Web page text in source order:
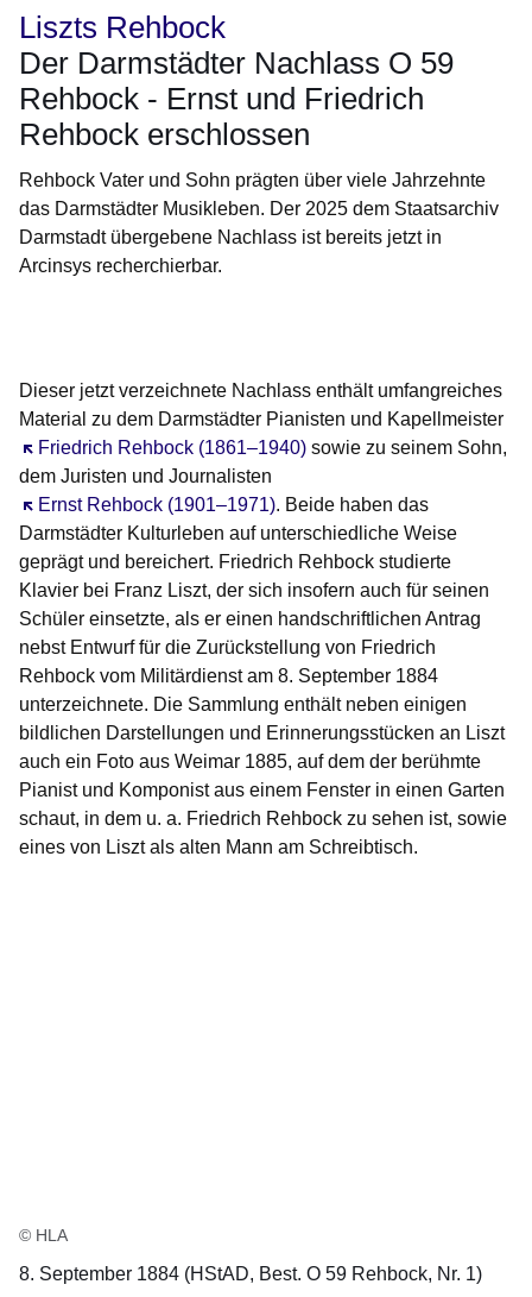
Liszts Rehbock
Der Darmstädter Nachlass O 59
Rehbock - Ernst und Friedrich
Rehbock erschlossen
Rehbock Vater und Sohn prägten über viele Jahrzehnte
das Darmstädter Musikleben. Der 2025 dem Staatsarchiv
Darmstadt übergebene Nachlass ist bereits jetzt in
Arcinsys recherchierbar.
Dieser jetzt verzeichnete Nachlass enthält umfangreiches
Material zu dem Darmstädter Pianisten und Kapellmeister
Friedrich Rehbock (1861–1940)
Öffnet sich in einem neuen Fenstersowie zu seinem Sohn,
dem Juristen und Journalisten
Ernst Rehbock (1901–1971)
Öffnet sich in einem neuen Fenster. Beide haben das
Darmstädter Kulturleben auf unterschiedliche Weise
geprägt und bereichert. Friedrich Rehbock studierte
Klavier bei Franz Liszt, der sich insofern auch für seinen
Schüler einsetzte, als er einen handschriftlichen Antrag
nebst Entwurf für die Zurückstellung von Friedrich
Rehbock vom Militärdienst am 8. September 1884
unterzeichnete. Die Sammlung enthält neben einigen
bildlichen Darstellungen und Erinnerungsstücken an Liszt
auch ein Foto aus Weimar 1885, auf dem der berühmte
Pianist und Komponist aus einem Fenster in einen Garten
schaut, in dem u. a. Friedrich Rehbock zu sehen ist, sowie
eines von Liszt als alten Mann am Schreibtisch.
© HLA
8. September 1884 (HStAD, Best. O 59 Rehbock, Nr. 1)